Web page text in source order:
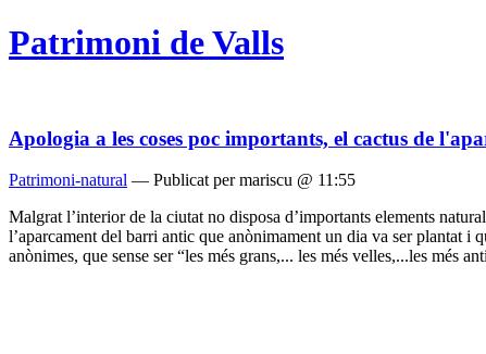
Patrimoni de Valls
Apologia a les coses poc importants, el cactus de
Patrimoni-natural — Publicat per mariscu @ 11:55
Malgrat l’interior de la ciutat no disposa d’importants elements
l’aparcament del barri antic que anònimament un dia va ser plantat i
anònimes, que sense ser “les més grans,... les més velles,...les més